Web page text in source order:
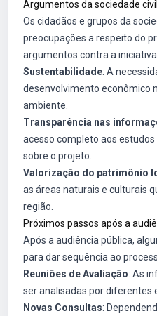
Argumentos da sociedade civil
Os cidadãos e grupos da
preocupações a respeito do
argumentos contra a
Sustentabilidade: A
desenvolvimento econômico
ambiente.
Transparência nas
acesso completo aos
sobre o projeto.
Valorização do patrimônio
as áreas naturais e culturais
região.
Próximos passos após a
Após a audiência pública,
para dar sequência ao
Reuniões de Avaliação: As
ser analisadas por diferentes
Novas Consultas: